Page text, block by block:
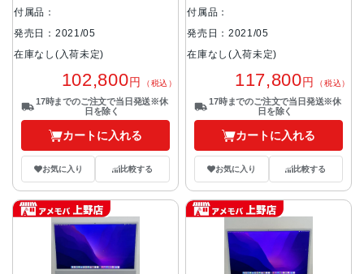
付属品：
発売日：2021/05
在庫なし(入荷未定)
102,800円 （税込）
17時までのご注文で当日発送※休
日を除く
カートに入れる
お気に入り 比較する
付属品：
発売日：2021/05
在庫なし(入荷未定)
117,800円 （税込）
17時までのご注文で当日発送※休
日を除く
カートに入れる
お気に入り 比較する